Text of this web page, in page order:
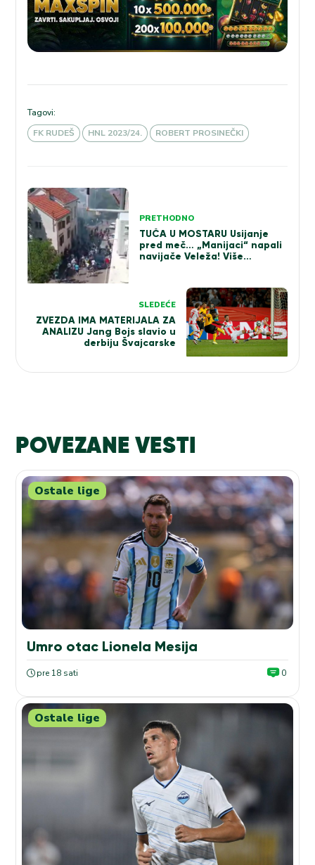
Tagovi:
FK RUDEŠ
HNL 2023/24. ROBERT PROSINEČKI
Kretanje
članka
PRETHODNO
TUČA U MOSTARU Usijanje
pred meč… „Manijaci“ napali
navijače Veleža! Više
SLEDEĆE
ZVEZDA IMA MATERIJALA ZA
ANALIZU Jang Bojs slavio u
derbiju Švajcarske
POVEZANE VESTI
Ostale lige
Umro otac Lionela Mesija
pre 18 sati 0
Ostale lige